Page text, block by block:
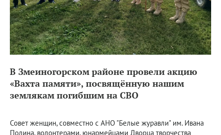
В Змеиногорском районе провели акцию
«Вахта памяти», посвящённую нашим
землякам погибшим на СВО
Совет женщин, совместно с АНО "Белые журавли" им. Ивана
Полина, волонтерами, юнармейцами Дворца творчества